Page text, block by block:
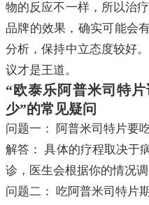
物的反应不一样，所以治
品牌的效果，确实可能会
分析，保持中立态度较好
议才是王道。
“欧泰乐阿普米司特
少”的常见疑问
问题一： 阿普米司特片要
解答： 具体的疗程取决于
诊，医生会根据你的情况调
问题二： 吃阿普米司特片